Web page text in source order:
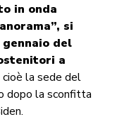
in onda
si
del
a
cioè la sede del
dopo la sconfitta